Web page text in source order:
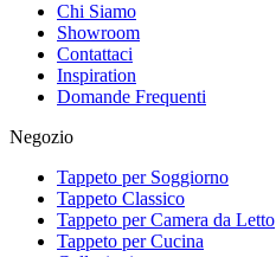
Chi Siamo
Showroom
Contattaci
Inspiration
Domande Frequenti
Negozio
Tappeto per Soggiorno
Tappeto Classico
Tappeto per Camera da Letto
Tappeto per Cucina